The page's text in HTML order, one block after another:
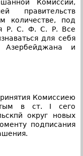
Комиссии,
правительств
количестве, под
Р. С. Ф. С. Р. Все
для себя
Азербейджана и
Комиссиею
в ст. I сего
округ новых
подписания